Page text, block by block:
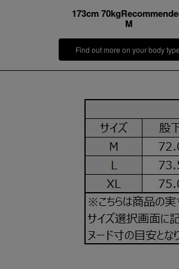
173cm
M
Find out more on your body